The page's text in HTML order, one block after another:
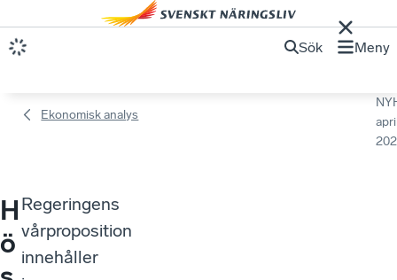
Sök Meny
Ekonomisk analys
H
ö
Regeringens
vårproposition
innehåller